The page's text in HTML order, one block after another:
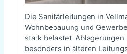
Die Sanitärleitungen in
Wohnbebauung und
stark belastet. Ablagerungen
besonders in älteren